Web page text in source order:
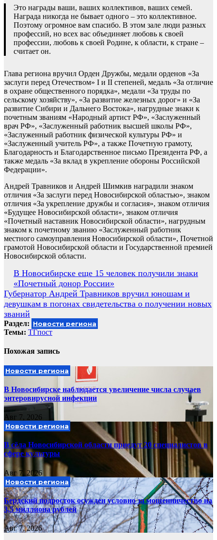
Это награды ваши, ваших коллективов, ваших семей.
Награда никогда не бывает одного – это коллективное.
Поэтому огромное вам спасибо. В этом зале люди разных
профессий, но всех вас объединяет любовь к своей
профессии, любовь к своей Родине, к области, к стране –
считает он.
Глава региона вручил Орден Дружбы, медали орденов «За
заслуги перед Отечеством» I и II степеней, медаль «За отличие
в охране общественного порядка», медали «За труды по
сельскому хозяйству», «За развитие железных дорог» и «За
развитие Сибири и Дальнего Востока», нагрудные знаки к
почетным званиям «Народный артист РФ», «Заслуженный
врач РФ», «Заслуженный работник высшей школы РФ»,
«Заслуженный работник физической культуры РФ» и
«Заслуженный учитель РФ», а также Почетную грамоту,
Благодарность и Благодарственное письмо Президента РФ, а
также медаль «За вклад в укрепление обороны Российской
Федерации».
Андрей Травников и Андрей Шимкив наградили знаком
отличия «За заслуги перед Новосибирской областью», знаком
отличия «За укрепление дружбы и согласия», знаком отличия
«Будущее Новосибирской области», знаком отличия
«Почетный наставник Новосибирской области», нагрудным
знаком к почетному званию «Заслуженный работник
местного самоуправления Новосибирской области», Почетной
грамотой Новосибирской области и Государственной премией
Новосибирской области.
Навигация
по
записям
В Новосибирске еще 15 человек получили знаки
«Почетный донор России»
Губернатор Андрей Травников вручил юношам и
девушкам в погонах свидетельства о получении новых
званий
Раздел: Новости региона
Темы: ТГпост
Похожая запись
Новости региона
В Новосибирске наблюдается увеличение числа случаев
энтеровирусной инфекции
Авг 7, 2026
Новости региона
В сёла Новосибирской области приедут 20 специалистов в
сфере культуры
Авг 7, 2026
Новости региона
Бердский подросток осужден условно за мошенничество на
3,5 миллиона рублей
Авг 7, 2026